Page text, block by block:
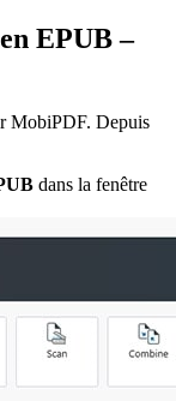
EPUB –
MobiPDF. Depuis
dans la fenêtre